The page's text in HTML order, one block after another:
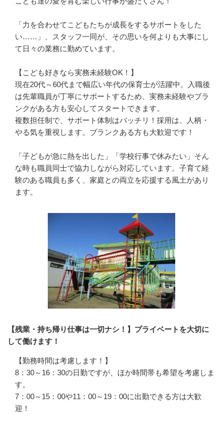
「力を合わせてこどもたちが成長をするサポートをした
い……」、スタッフ一同が、その思いを何よりも大事にし
て日々の業務に勤めています。
【こども好きなら実務未経験OK！】
現在20代～60代まで幅広い年代の保育士が活躍中。入職後
は先輩職員が丁寧にサポートするため、実務未経験やブラ
ンクがある方も安心してスタートできます。
複数担任制で、サポート体制はバッチリ！採用は、人柄・
やる気を重視します。ブランクある方も大歓迎です！
「子どもが急に熱を出した」「学校行事で休みたい」そん
な時も職員同士で協力しながら対応しています。子育て経
験のある職員も多く、家庭との両立を応援する風土があり
ます。
【残業・持ち帰り仕事は一切ナシ！】プライベートを大切に
して働けます！
【勤務時間は考慮します！】
8：30～16：30の日勤ですが、ほか時間帯も希望を考慮しま
す。
7：00～15：00や11：00～19：00に出勤できる方は大歓
迎！